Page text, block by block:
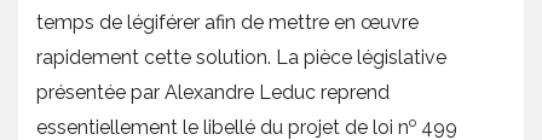
temps de légiférer afin de mettre en œuvre
rapidement cette solution. La pièce législative
présentée par Alexandre Leduc reprend
essentiellement le libellé du projet de loi no 499